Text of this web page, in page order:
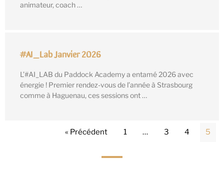
animateur, coach …
#AI_Lab Janvier 2026
L’#AI_LAB du Paddock Academy a entamé 2026 avec
énergie ! Premier rendez-vous de l’année à Strasbourg
comme à Haguenau, ces sessions ont …
« Précédent 1 … 3 4 5